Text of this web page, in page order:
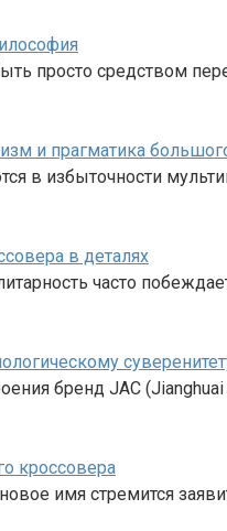
просто средством
и прагматика
в избыточности
в деталях
часто
бренд JAC
кроссовера
имя стремится